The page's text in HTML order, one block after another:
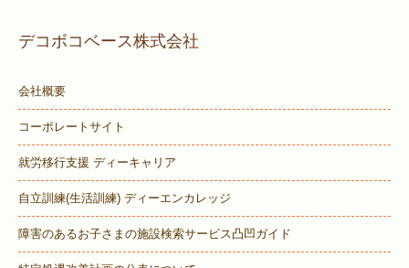
デコボコベース株式会社
会社概要
コーポレートサイト
就労移行支援 ディーキャリア
自立訓練(生活訓練) ディーエンカレッジ
障害のあるお子さまの施設検索サービス凸凹ガイド